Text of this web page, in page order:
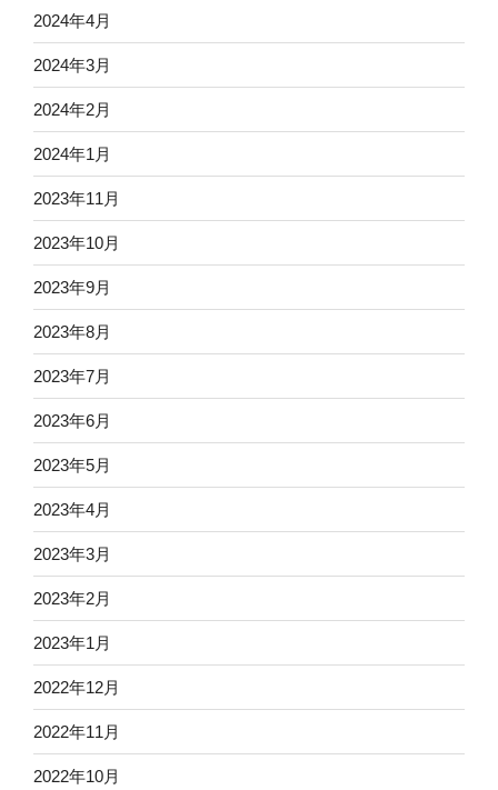
2024年4月
2024年3月
2024年2月
2024年1月
2023年11月
2023年10月
2023年9月
2023年8月
2023年7月
2023年6月
2023年5月
2023年4月
2023年3月
2023年2月
2023年1月
2022年12月
2022年11月
2022年10月